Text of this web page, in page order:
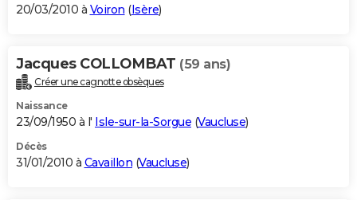
20/03/2010 à Voiron (Isère)
Jacques COLLOMBAT (59 ans)
Créer une cagnotte obsèques
Naissance
23/09/1950 à l' Isle-sur-la-Sorgue (Vaucluse)
Décès
31/01/2010 à Cavaillon (Vaucluse)